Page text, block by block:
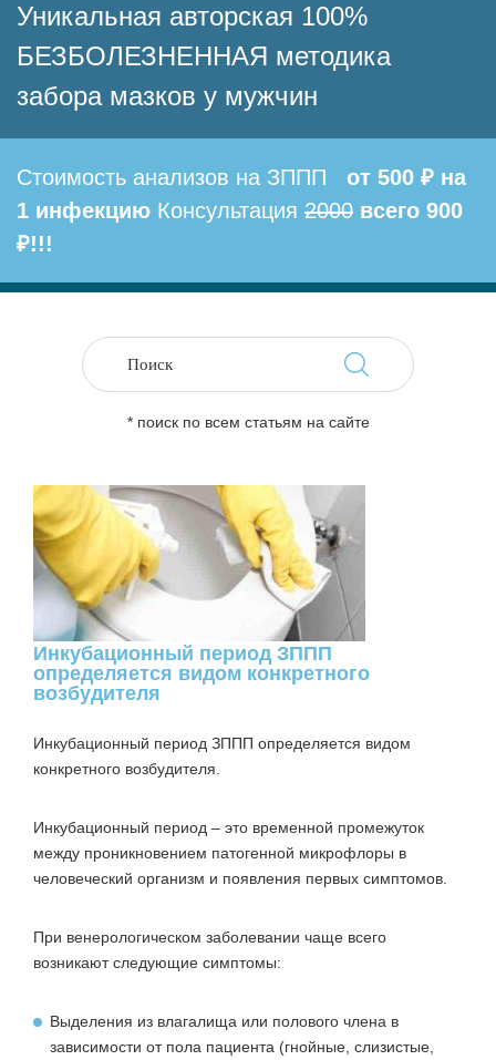
Уникальная авторская 100%
БЕЗБОЛЕЗНЕННАЯ методика
забора мазков у мужчин
Стоимость анализов на ЗППП
от 500 ₽ на
1 инфекцию Консультация 2000 всего 900
₽!!!
* поиск по всем статьям на сайте
Инкубационный период ЗППП
определяется видом конкретного
возбудителя
Инкубационный период ЗППП определяется видом
конкретного возбудителя.
Инкубационный период – это временной промежуток
между проникновением патогенной микрофлоры в
человеческий организм и появления первых симптомов.
При венерологическом заболевании чаще всего
возникают следующие симптомы:
Выделения из влагалища или полового члена в
зависимости от пола пациента (гнойные, слизистые,